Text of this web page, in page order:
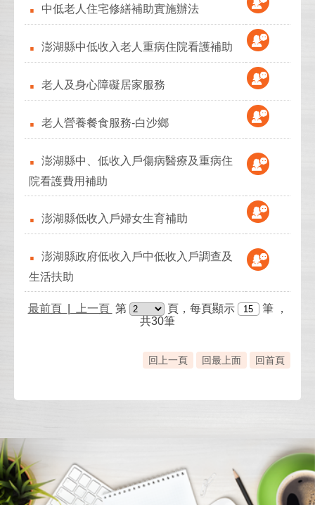
中低老人住宅修繕補助實施辦法
澎湖縣中低收入老人重病住院看護補助
老人及身心障礙居家服務
老人營養餐食服務-白沙鄉
澎湖縣中、低收入戶傷病醫療及重病住
院看護費用補助
澎湖縣低收入戶婦女生育補助
澎湖縣政府低收入戶中低收入戶調查及
生活扶助
最前頁 上一頁 第 頁，每頁顯示 筆
，
共30筆
回上一頁 回最上面 回首頁